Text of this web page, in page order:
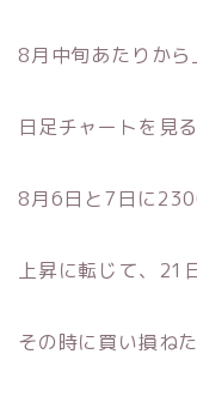
8月中旬あたりから
日足チャートを見る
8月6日と7日に
上昇に転じて、21
その時に買い損ね